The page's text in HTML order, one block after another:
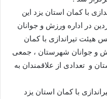
با کمان استان یزد این
روز شنبه مورخ ۲۶ فروردین در اداره ورزش و جوانان
هیئت تیراندازی با کمان
و جوانان شهرستان ، جمعی
و تعدادی از علاقمندان به
با کمان استان یزد